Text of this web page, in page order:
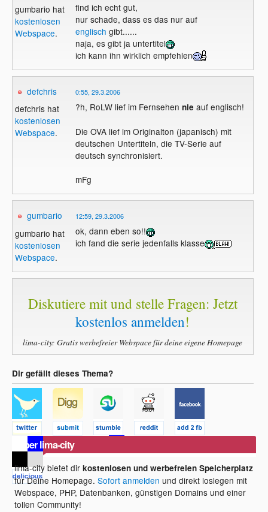
gumbario hat
kostenlosen
Webspace.
find ich echt gut,
nur schade, dass es das nur auf
englisch gibt......
naja, es gibt ja untertitel
ich kann ihn wirklich empfehlen
defchris
defchris hat
kostenlosen
Webspace.
0:55, 29.3.2006
?h, RoLW lief im Fernsehen nie auf englisch!
Die OVA lief im Originalton (japanisch) mit
deutschen Untertiteln, die TV-Serie auf
deutsch synchronisiert.
mFg
gumbario
gumbario hat
kostenlosen
Webspace.
12:59, 29.3.2006
ok, dann eben so!!
ich fand die serie jedenfalls klasse
Diskutiere mit und stelle Fragen: Jetzt
kostenlos anmelden!
lima-city: Gratis werbefreier Webspace für deine eigene Homepage
Dir gefällt dieses Thema?
Über lima-city
lima-city bietet dirkostenlosen und werbefreien Speicherplatz
für Deine Homepage.Sofort anmelden und direkt loslegen mit
Webspace, PHP, Datenbanken, günstigen Domains und einer
tollen Community!